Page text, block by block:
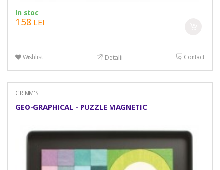
In stoc
158 LEI
Wishlist Detalii Contact
GRIMM'S
GEO-GRAPHICAL - PUZZLE MAGNETIC